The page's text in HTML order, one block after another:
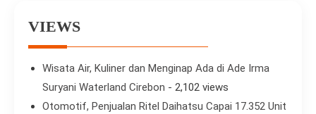
VIEWS
Wisata Air, Kuliner dan Menginap Ada di Ade Irma
Suryani Waterland Cirebon - 2,102 views
Otomotif, Penjualan Ritel Daihatsu Capai 17.352 Unit